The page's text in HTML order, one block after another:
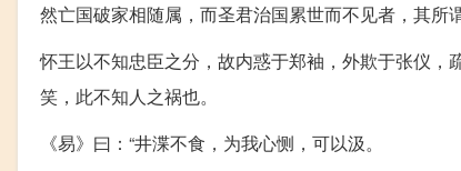
然亡国破家相随属，而圣君治国累世而不见者，其所
怀王以不知忠臣之分，故内惑于郑袖，外欺于张仪
笑，此不知人之祸也。
《易》曰：“井渫不食，为我心恻，可以汲。